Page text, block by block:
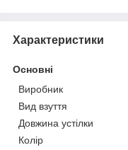
Характеристики
Основні
Виробник
Вид взуття
Довжина устілки
Колір